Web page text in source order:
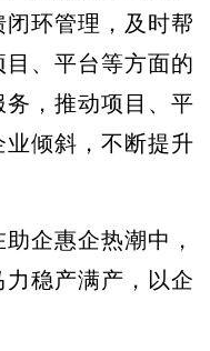
环管理，及时帮
、平台等方面的
，推动项目、平
倾斜，不断提升
企惠企热潮中，
稳产满产，以企